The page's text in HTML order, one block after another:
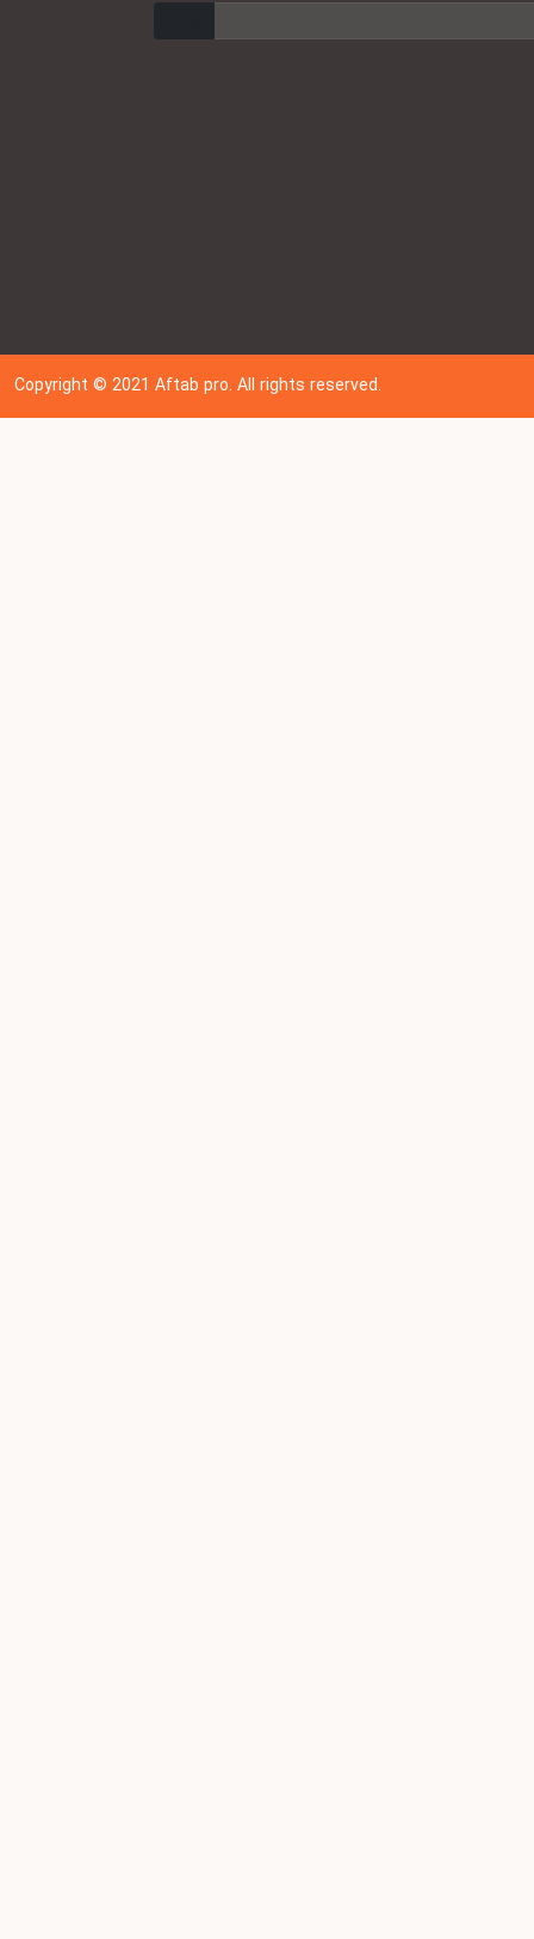
Copyright © 202 1Aftab pro. All rights reserved.